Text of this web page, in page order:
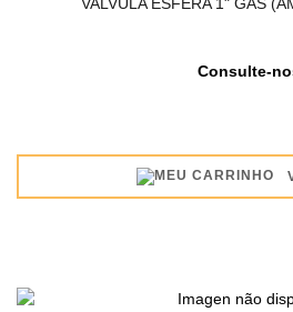
Consulte-